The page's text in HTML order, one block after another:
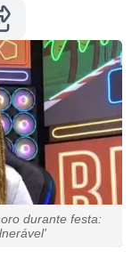
durante festa: